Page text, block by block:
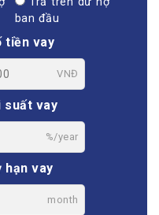
ban đầu
tiền vay
VNĐ
suất vay
%/year
hạn vay
month